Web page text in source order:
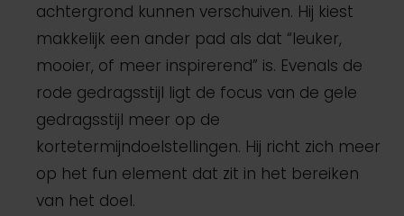
achtergrond kunnen verschuiven. Hij kiest
makkelijk een ander pad als dat “leuker,
mooier, of meer inspirerend” is. Evenals de
rode gedragsstijl ligt de focus van de gele
gedragsstijl meer op de
kortetermijndoelstellingen. Hij richt zich meer
op het fun element dat zit in het bereiken
van het doel.